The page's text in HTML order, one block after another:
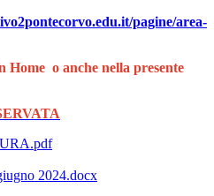
pagine/area-
Home o anche nella presente
2024.docx